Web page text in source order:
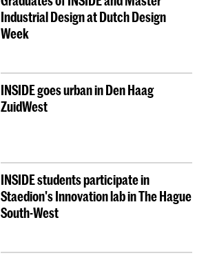
Industrial Design at Dutch Design
Week
INSIDE goes urban in Den Haag
ZuidWest
INSIDE students participate in
Staedion's Innovation lab in The Hague
South-West